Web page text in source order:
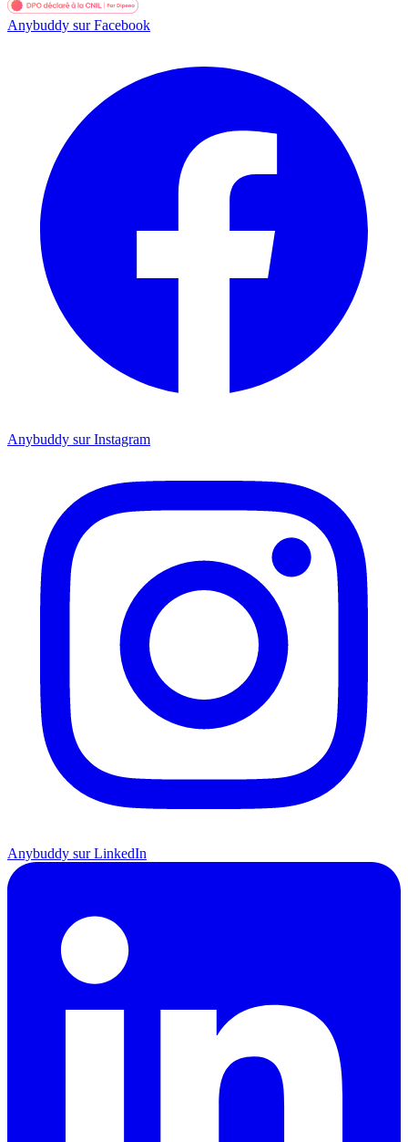
Anybuddy sur Facebook
Anybuddy sur Instagram
Anybuddy sur LinkedIn